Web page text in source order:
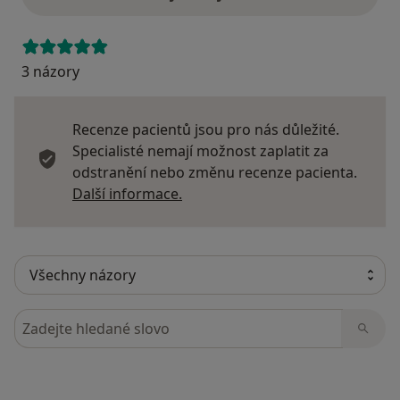
3 názory
Recenze pacientů jsou pro nás důležité.
Specialisté nemají možnost zaplatit za
odstranění nebo změnu recenze pacienta.
Další informace.
Hledejte v názorech